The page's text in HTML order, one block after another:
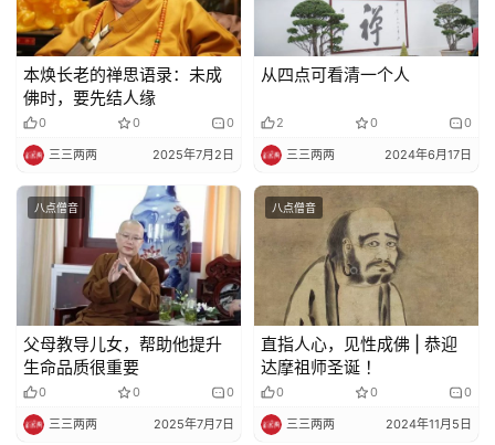
录
佛
教
艺
术
政
免
责
声
明
本焕长老的禅思语录：未成
佛时，要先结人缘
0 0 0
三三两两 2025年7月2日
从四点可看清一个人
2 0 0
三三两两 2024年6月17日
八点僧音
父母教导儿女，帮助他提升
生命品质很重要
0 0 0
三三两两 2025年7月7日
八点僧音
直指人心，见性成佛 | 恭迎
达摩祖师圣诞 ！
0 0 0
三三两两 2024年11月5日